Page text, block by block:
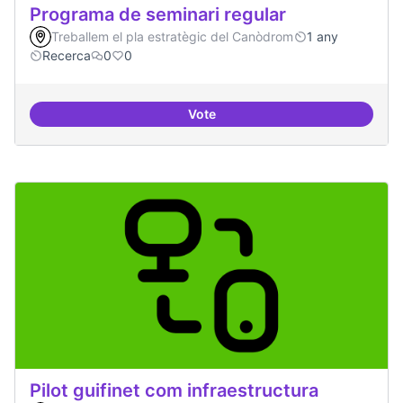
Programa de seminari regular
Treballem el pla estratègic del Canòdrom
1 any
Recerca
0 0
VotePrograma de seminari regular
Pilot guifinet com infraestructura